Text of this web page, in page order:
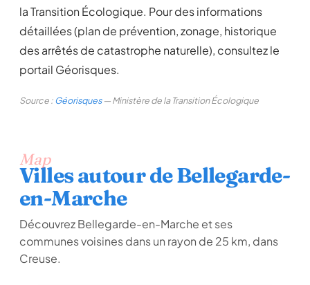
la Transition Écologique. Pour des informations
détaillées (plan de prévention, zonage, historique
des arrêtés de catastrophe naturelle), consultez le
portail Géorisques.
Source :Géorisques— Ministère de la Transition Écologique
Map
Villes autour de Bellegarde-
en-Marche
Découvrez Bellegarde-en-Marche et ses
communes voisines dans un rayon de 25 km, dans
Creuse.